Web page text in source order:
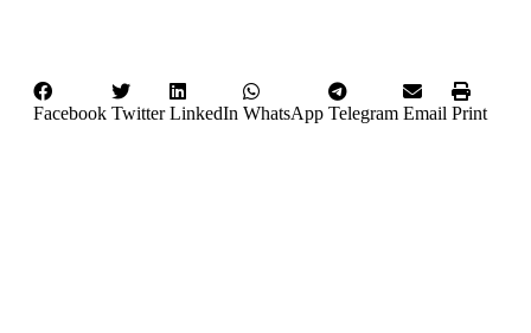
Facebook Twitter LinkedIn WhatsApp Telegram Email Print